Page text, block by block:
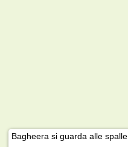
Bagheera si guarda alle spalle